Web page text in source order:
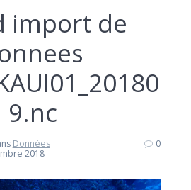
import de
9.nc
Données
2018
0